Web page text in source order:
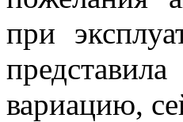
при
вариацию,